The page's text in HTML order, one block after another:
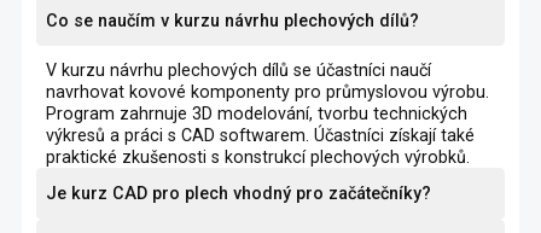
Co se naučím v kurzu návrhu plechových dílů?
V kurzu návrhu plechových dílů se účastníci naučí
navrhovat kovové komponenty pro průmyslovou výrobu.
Program zahrnuje 3D modelování, tvorbu technických
výkresů a práci s CAD softwarem. Účastníci získají také
praktické zkušenosti s konstrukcí plechových výrobků.
Je kurz CAD pro plech vhodný pro začátečníky?